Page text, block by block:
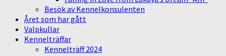
Besök av Kennelkonsulenten
Året som har gått
Valpkullar
Kennelträffar
Kennelträff 2024